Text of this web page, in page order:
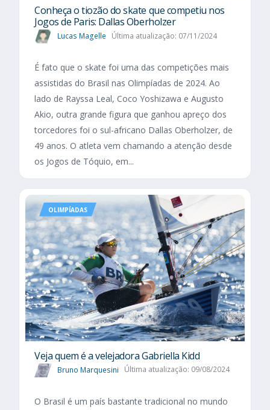
Conheça o tiozão do skate que competiu nos
Jogos de Paris: Dallas Oberholzer
Lucas Magelle Última atualização: 07/11/2024
É fato que o skate foi uma das competições mais
assistidas do Brasil nas Olimpíadas de 2024. Ao
lado de Rayssa Leal, Coco Yoshizawa e Augusto
Akio, outra grande figura que ganhou apreço dos
torcedores foi o sul-africano Dallas Oberholzer, de
49 anos. O atleta vem chamando a atenção desde
os Jogos de Tóquio, em...
OLIMPÍADAS
Veja quem é a velejadora Gabriella Kidd
Bruno Marquesini Última atualização: 09/08/2024
O Brasil é um país bastante tradicional no mundo